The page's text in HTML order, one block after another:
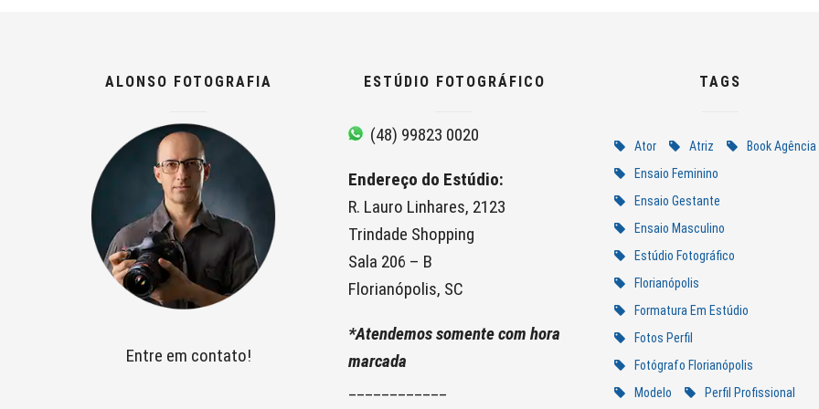
ALONSO FOTOGRAFIA
Entre em contato!
ESTÚDIO FOTOGRÁFICO
(48) 99823 0020
Endereço do Estúdio:
R. Lauro Linhares, 2123
Trindade Shopping
Sala 206 – B
Florianópolis, SC
*Atendemos somente com hora
marcada
TAGS
Ator Atriz
Book Agência
Ensaio Feminino
Ensaio Gestante
Ensaio Masculino
Estúdio Fotográfico
Florianópolis
Formatura Em Estúdio
Fotos Perfil
Fotógrafo Florianópolis
Modelo
Perfil Profissional